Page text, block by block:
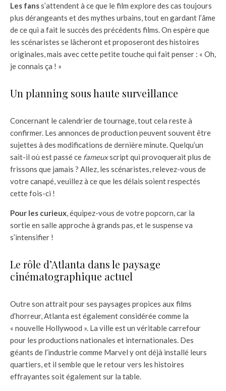
Les fanss’attendent à ce que le film explore des cas toujours
plus dérangeants et des mythes urbains, tout en gardant l’âme
de ce qui a fait le succès des précédents films. On espère que
les scénaristes se lâcheront et proposeront des histoires
originales, mais avec cette petite touche qui fait penser : « Oh,
je connais ça ! »
Un planning sous haute surveillance
Concernant le calendrier de tournage, tout cela reste à
confirmer. Les annonces de production peuvent souvent être
sujettes à des modifications de dernière minute. Quelqu’un
sait-il où est passé ce fameuxscript qui provoquerait plus de
frissons que jamais ? Allez, les scénaristes, relevez-vous de
votre canapé, veuillez à ce que les délais soient respectés
cette fois-ci !
Pour les curieux, équipez-vous de votre popcorn, car la
sortie en salle approche à grands pas, et le suspense va
s’intensifier !
Le rôle d’Atlanta dans le paysage
cinématographique actuel
Outre son attrait pour ses paysages propices aux films
d’horreur, Atlanta est également considérée comme la
« nouvelle Hollywood ». La ville est un véritable carrefour
pour les productions nationales et internationales. Des
géants de l’industrie comme Marvel y ont déjà installé leurs
quartiers, et il semble que le retour vers les histoires
effrayantes soit également sur la table.